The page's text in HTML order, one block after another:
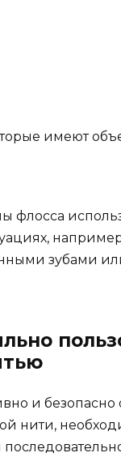
имеют
флосса
зубами
и безопасно
нити,